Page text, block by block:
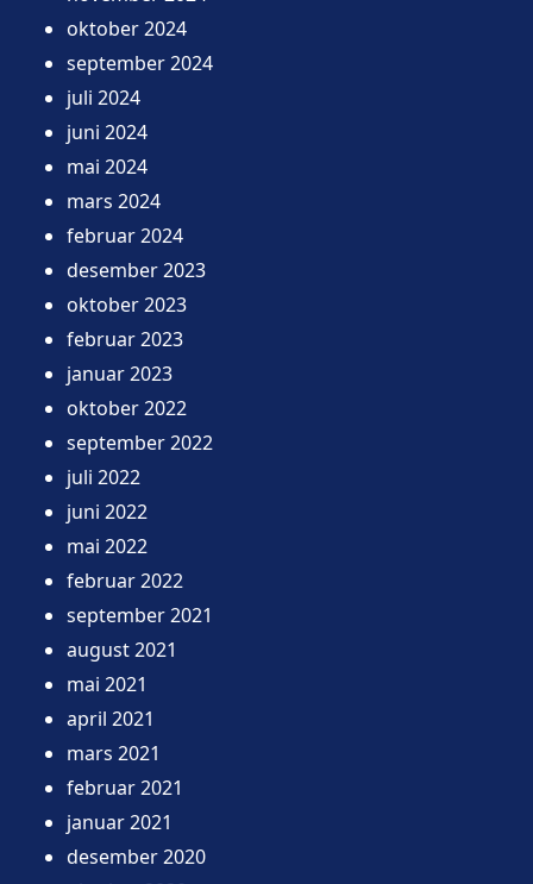
oktober 2024
september 2024
juli 2024
juni 2024
mai 2024
mars 2024
februar 2024
desember 2023
oktober 2023
februar 2023
januar 2023
oktober 2022
september 2022
juli 2022
juni 2022
mai 2022
februar 2022
september 2021
august 2021
mai 2021
april 2021
mars 2021
februar 2021
januar 2021
desember 2020